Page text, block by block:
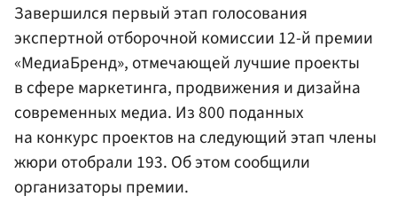
Завершился первый этап голосования
экспертной отборочной комиссии 12-й премии
«МедиаБренд», отмечающей лучшие проекты
в сфере маркетинга, продвижения и дизайна
современных медиа. Из 800 поданных
на конкурс проектов на следующий этап члены
жюри отобрали 193. Об этом сообщили
организаторы премии.